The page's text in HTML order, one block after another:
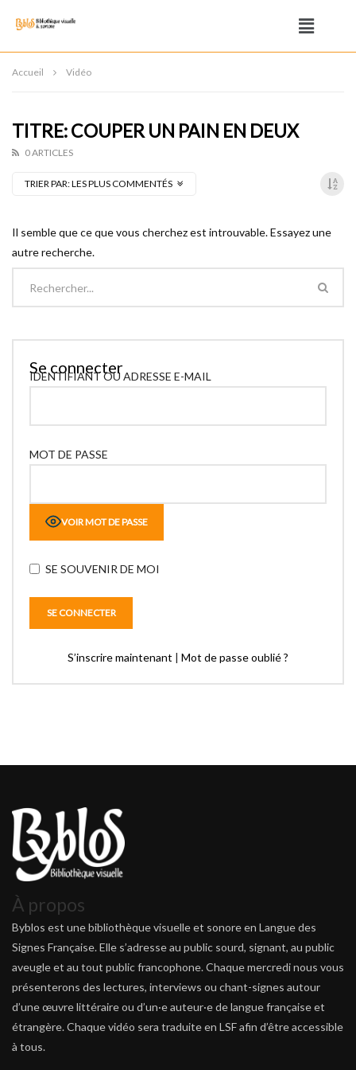
Accueil Vidéo
TITRE: COUPER UN PAIN EN DEUX
0 ARTICLES
TRIER PAR:LES PLUS COMMENTÉS
Il semble que ce que vous cherchez est introuvable. Essayez une
autre recherche.
Se connecter
IDENTIFIANT OU ADRESSE E-MAIL
MOT DE PASSE
VOIR MOT DE PASSE
SE SOUVENIR DE MOI
S’inscrire maintenant | Mot de passe oublié ?
À propos
Byblos est une bibliothèque visuelle et sonore en Langue des
Signes Française. Elle s’adresse au public sourd, signant, au public
aveugle et au tout public francophone. Chaque mercredi nous vous
présenterons des lectures, interviews ou chant-signes autour
d’une œuvre littéraire ou d’un·e auteur·e de langue française et
étrangère. Chaque vidéo sera traduite en LSF afin d’être accessible
à tous.